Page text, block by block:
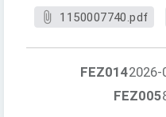
1150007740.pdf
FEZ0142026-
FEZ005